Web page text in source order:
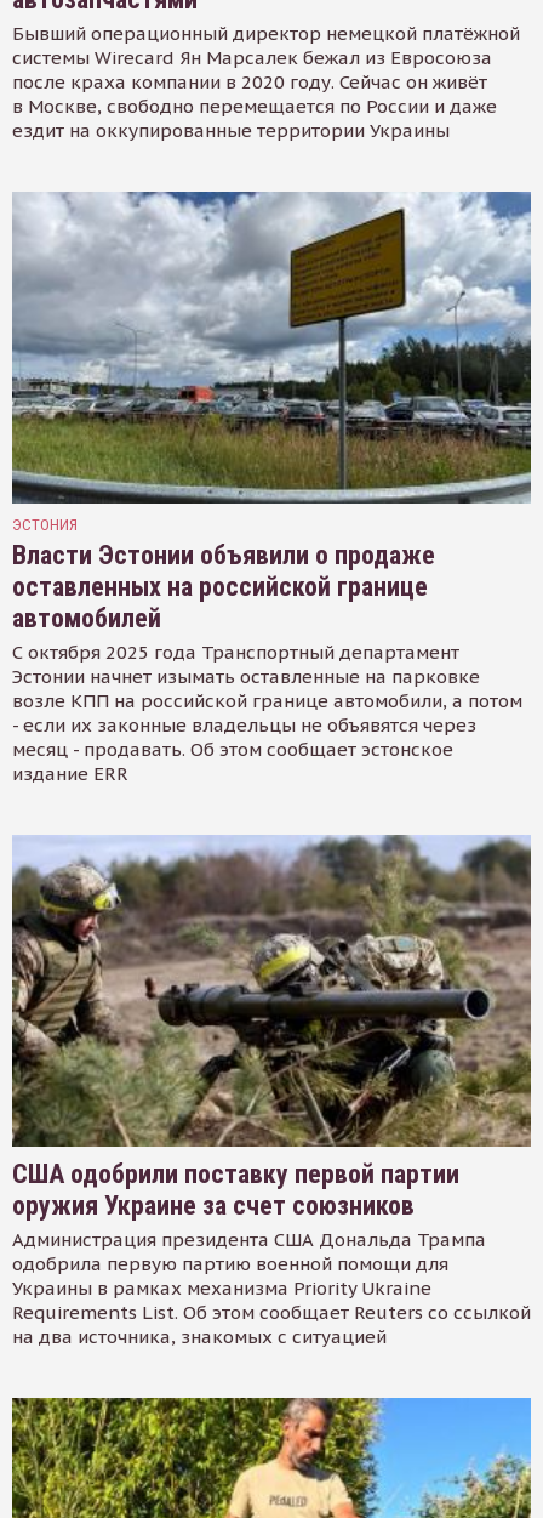
Бывший операционный директор немецкой платёжной
системы Wirecard Ян Марсалек бежал из Евросоюза
после краха компании в 2020 году. Сейчас он живёт
в Москве, свободно перемещается по России и даже
ездит на оккупированные территории Украины
ЭСТОНИЯ
Власти Эстонии объявили о продаже
оставленных на российской границе
автомобилей
С октября 2025 года Транспортный департамент
Эстонии начнет изымать оставленные на парковке
возле КПП на российской границе автомобили, а потом
- если их законные владельцы не объявятся через
месяц - продавать. Об этом сообщает эстонское
издание ERR
США одобрили поставку первой партии
оружия Украине за счет союзников
Администрация президента США Дональда Трампа
одобрила первую партию военной помощи для
Украины в рамках механизма Priority Ukraine
Requirements List. Об этом сообщает Reuters со ссылкой
на два источника, знакомых с ситуацией